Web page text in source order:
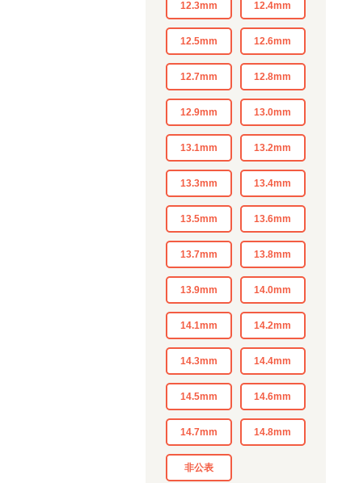
12.3mm 12.4mm
12.5mm 12.6mm
12.7mm 12.8mm
12.9mm 13.0mm
13.1mm 13.2mm
13.3mm 13.4mm
13.5mm 13.6mm
13.7mm 13.8mm
13.9mm 14.0mm
14.1mm 14.2mm
14.3mm 14.4mm
14.5mm 14.6mm
14.7mm 14.8mm
非公表